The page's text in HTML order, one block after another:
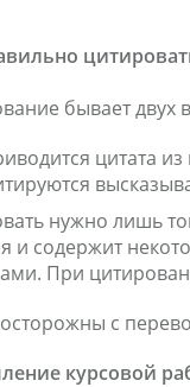
бывает двух
цитата
нужно лишь
и содержит
При
с
курсовой